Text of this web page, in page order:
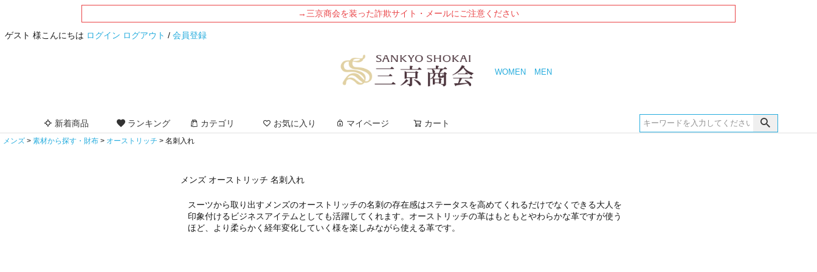
→三京商会を装った詐欺サイト・メールにご注意ください
ゲスト 様こんにちは ログイン ログアウト / 会員登録
WOMEN MEN
新着商品 ランキング カテゴリ お気に入り マイページ カート
メンズ 素材から探す・財布 オーストリッチ 名刺入れ
メンズ オーストリッチ 名刺入れ
スーツから取り出すメンズのオーストリッチの名刺の存在感はステータスを高めてくれるだけでなくできる大人を
印象付けるビジネスアイテムとしても活躍してくれます。オーストリッチの革はもともとやわらかな革ですが使う
ほど、より柔らかく経年変化していく様を楽しみながら使える革です。